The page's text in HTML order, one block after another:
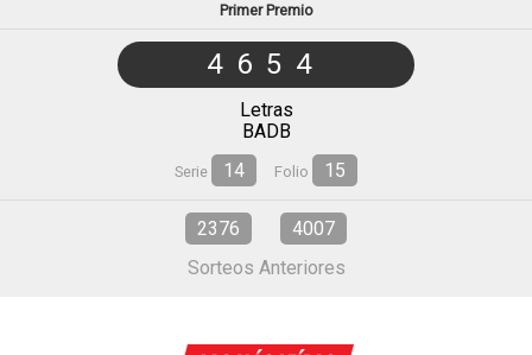
Primer Premio
4654
Letras
BADB
Serie 14 Folio 15
2376
4007
Sorteos Anteriores